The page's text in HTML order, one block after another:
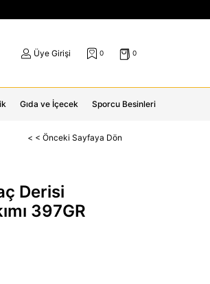
Üye Girişi 0 0
Gıda ve İçecek Sporcu Besinleri
< < Önceki Sayfaya Dön
Derisi
397GR